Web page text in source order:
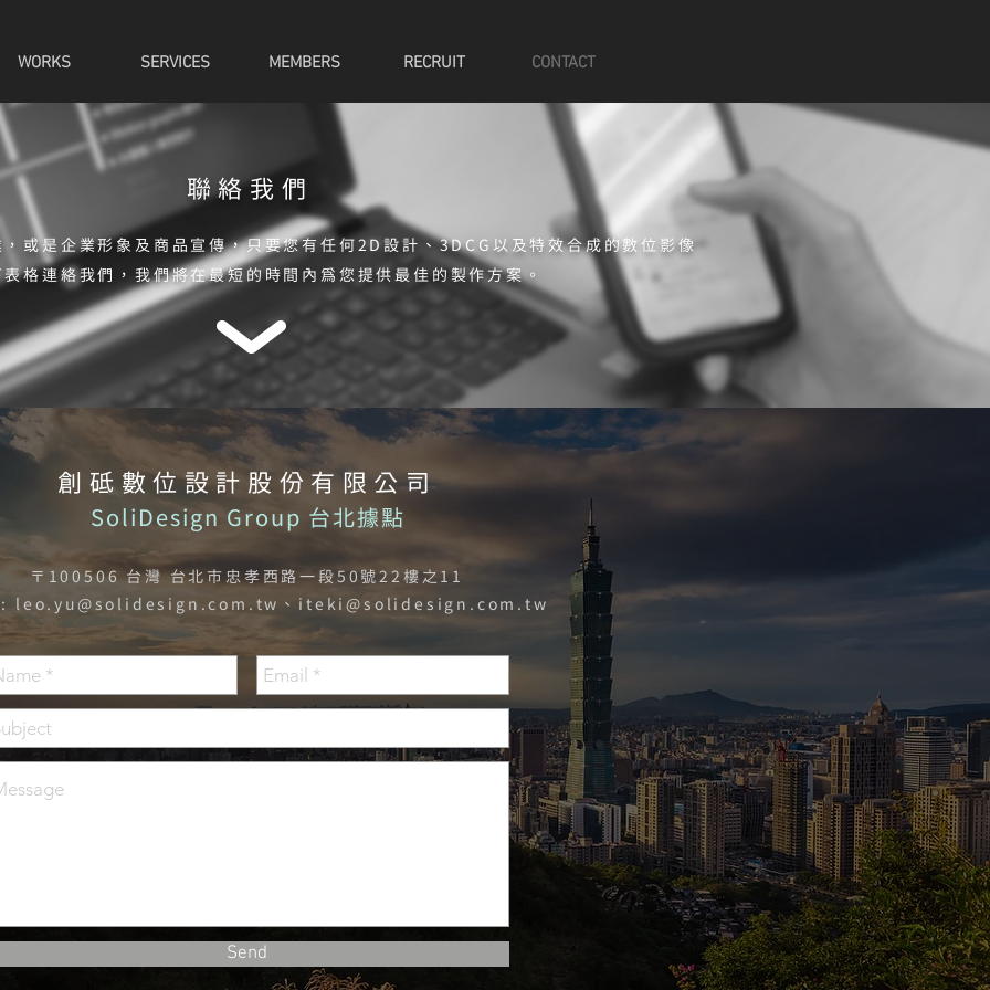
WORKS SERVICES MEMBERS RECRUIT CONTACT
聯絡我們
或是企業形象及商品宣傳，只要您有任何2D設計、3DCG以及特效合成的數位影像
格連絡我們，我們將在最短的時間內為您提供最佳的製作方案。
創砥數位設計股份有限公司
SoliDesign Group 台北據點
〒100506 台灣 台北市忠孝西路一段50號22樓之11
leo.yu@solidesign.com.tw 、 iteki@solidesign.com.tw
Send